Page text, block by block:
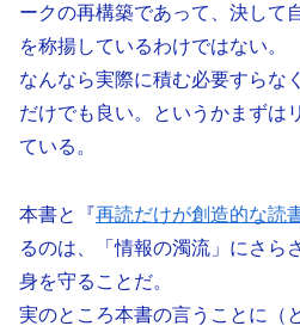
ークの再構築であって、決して
を称揚しているわけではない。
なんなら実際に積む必要すらな
だけでも良い。というかまずは
ている。
本書と『再読だけが創造的な読
るのは、「情報の濁流」にさら
身を守ることだ。
実のところ本書の言うことに（